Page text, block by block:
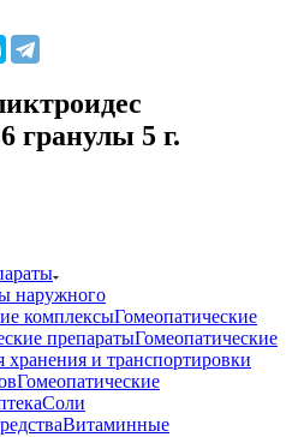
гранулы 5 г.
наружного
комплексыГомеопатические
препаратыГомеопатические
и транспортировки
Гомеопатические
Соли
Витаминные